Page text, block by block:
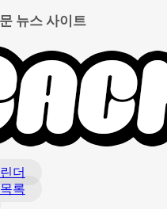
뉴스 사이트
더
록